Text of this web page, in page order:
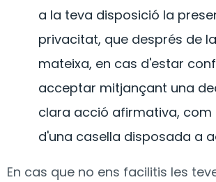
a la teva disposició la
privacitat, que després de
mateixa, en cas d'estar
acceptar mitjançant una
clara acció afirmativa,
d'una casella disposada a
En cas que no ens facilitis les